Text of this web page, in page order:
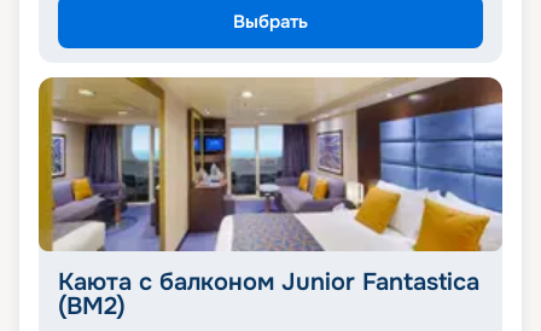
Выбрать
Каюта с балконом Junior Fantastica
(BM2)